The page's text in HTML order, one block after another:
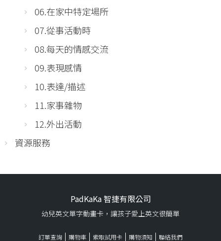
06.在家中特定場所
07.從事活動時
08.每天的情感交流
09.表現感情
10.表達/描述
11.家事雜物
12.外出活動
資源服務
PadKaKa 智捷有限公司
幼兒英文單字動畫卡，讓孩子愛上英文很簡單
訂單查詢 購物車 索取試用卡 購物須知 聯絡我們